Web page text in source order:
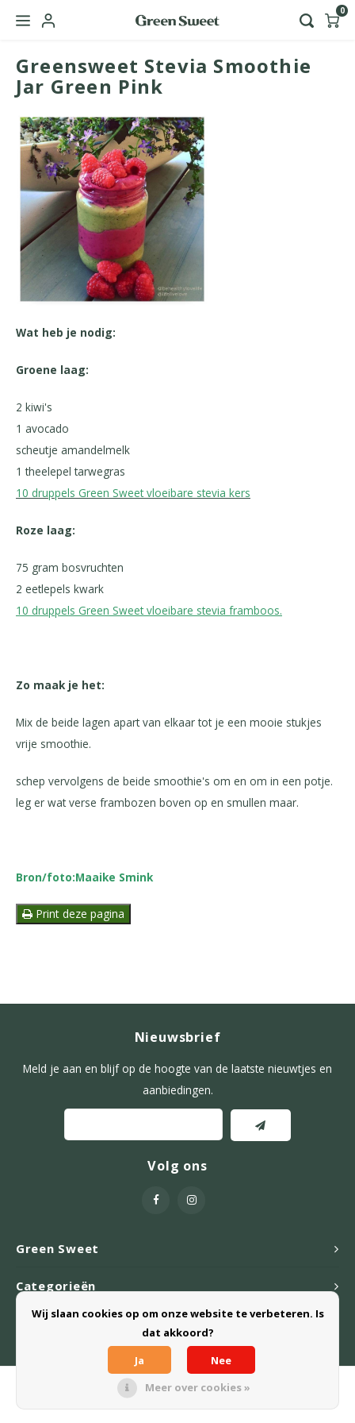
Hoofdmenu / green sweet zakelijk
Taal
Nederlands
English
0
Greensweet Stevia Smoothie
Jar Green Pink
Wat heb je nodig:
Groene laag:
2 kiwi's
1 avocado
scheutje amandelmelk
1 theelepel tarwegras
10 druppels Green Sweet vloeibare stevia kers
Roze laag:
75 gram bosvruchten
2 eetlepels kwark
10 druppels Green Sweet vloeibare stevia framboos.
Zo maak je het:
Mix de beide lagen apart van elkaar tot je een mooie stukjes
vrije smoothie.
schep vervolgens de beide smoothie's om en om in een potje.
leg er wat verse frambozen boven op en smullen maar.
Bron/foto:Maaike Smink
Print deze pagina
Green Sweet
Nieuwsbrief
Meld je aan en blijf op de hoogte van de laatste nieuwtjes en
aanbiedingen.
Volg ons
Categorieën
Webshop
© Copyright 2026 Green Sweet B.V. - Powered byLightspeed
Wij slaan cookies op om onze website te verbeteren. Is
dat akkoord?
Ja
Nee
Meer over cookies »